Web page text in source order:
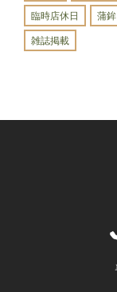
臨時店休日 蒲鉾
雑誌掲載